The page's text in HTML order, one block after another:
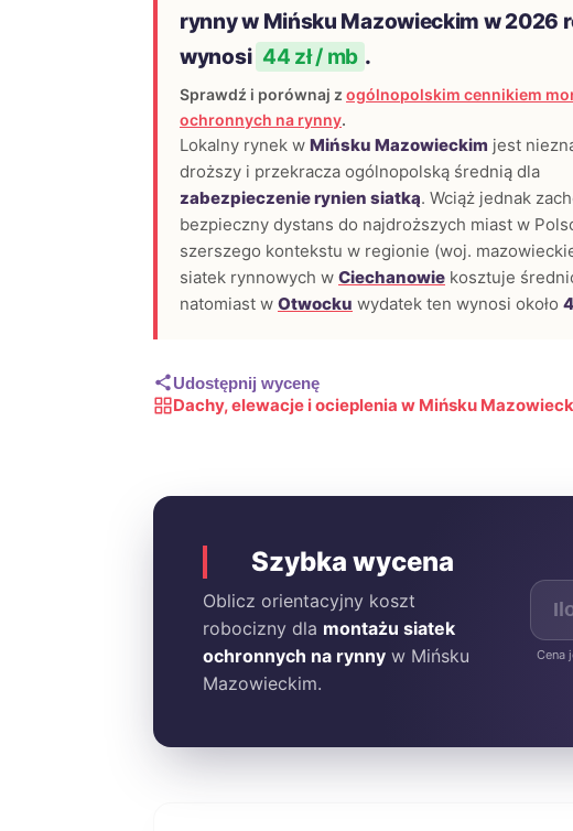
rynny w Mińsku Mazowieckim w 2026
wynosi 44 zł / mb .
Sprawdź i porównaj z ogólnopolskim cennikiem
ochronnych na rynny.
Lokalny rynek w Mińsku Mazowieckim jest
droższy i przekracza ogólnopolską średnią dla
zabezpieczenie rynien siatką. Wciąż jednak
bezpieczny dystans do najdroższych miast w
szerszego kontekstu w regionie (woj.
siatek rynnowych w Ciechanowie kosztuje
natomiast w Otwocku wydatek ten wynosi około
Udostępnij wycenę
Dachy, elewacje i ocieplenia w Mińsku
Szybka wycena
Oblicz orientacyjny koszt
robocizny dla montażu siatek
ochronnych na rynny w Mińsku
Mazowieckim.
Cena